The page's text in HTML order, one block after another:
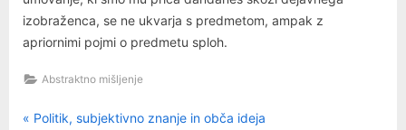
izobraženca, se ne ukvarja s predmetom, ampak z
apriornimi pojmi o predmetu sploh.
Abstraktno mišljenje
Navigacija
P
Politik, subjektivno znanje in obča ideja